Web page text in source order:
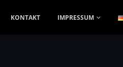
KONTAKT IMPRESSUM